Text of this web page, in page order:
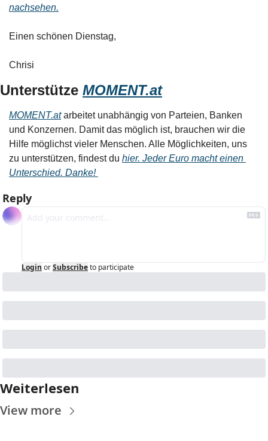
nachsehen.
Einen schönen Dienstag,
Chrisi
Unterstütze MOMENT.at
MOMENT.at arbeitet unabhängig von Parteien, Banken
und Konzernen. Damit das möglich ist, brauchen wir die
Hilfe möglichst vieler Menschen. Alle Möglichkeiten, uns
zu unterstützen, findest du hier. Jeder Euro macht einen
Unterschied. Danke!
Reply
Login orSubscribeto participate
Weiterlesen
View more